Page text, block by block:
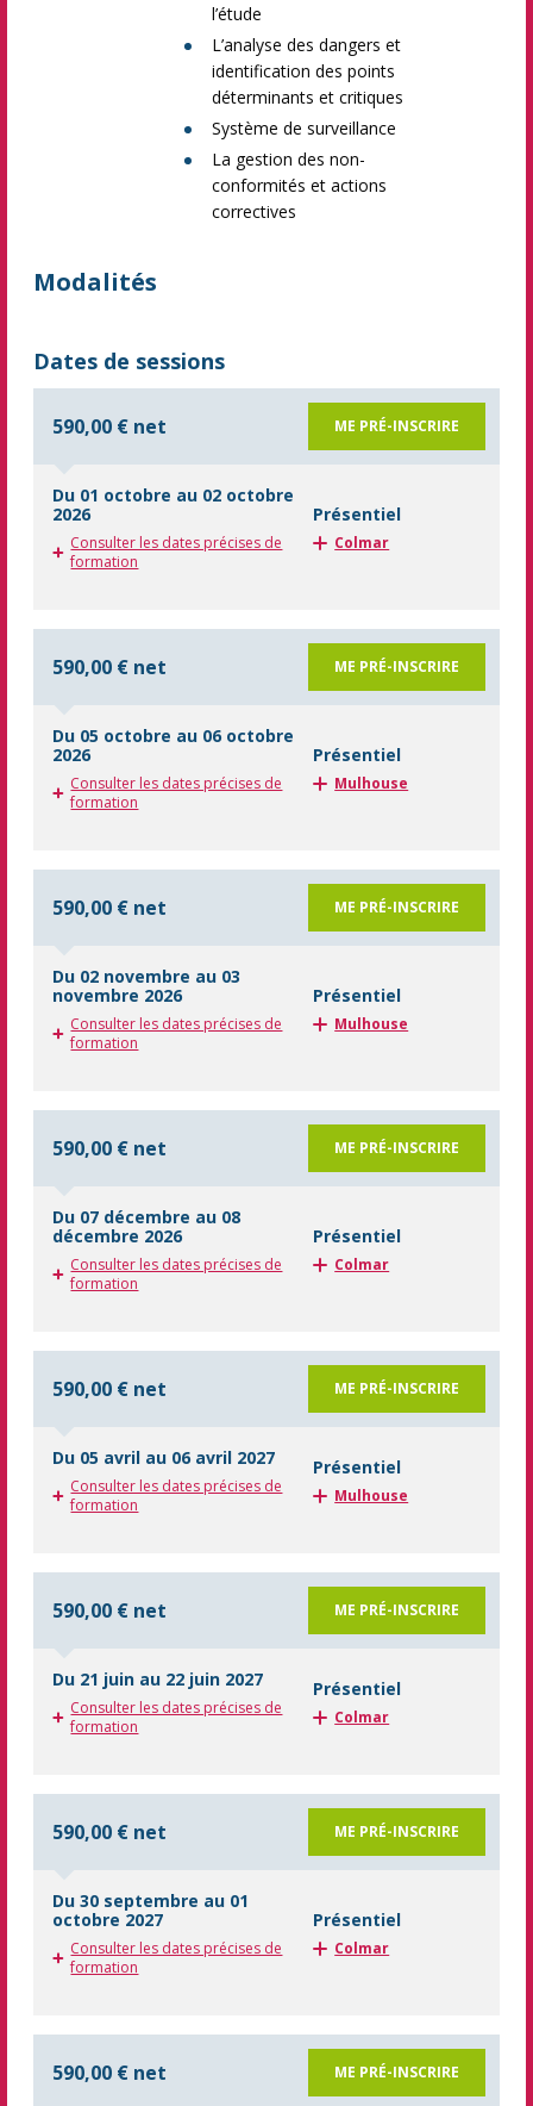
l’étude
L’analyse des dangers et
identification des points
déterminants et critiques
Système de surveillance
La gestion des non-
conformités et actions
correctives
Modalités
Dates de sessions
Du 01 octobre au 02 octobre
2026
Consulter les dates précises de
formation
Présentiel
Colmar
590,00 € net ME PRÉ-INSCRIRE
Du 05 octobre au 06 octobre
2026
Consulter les dates précises de
formation
Présentiel
Mulhouse
590,00 € net ME PRÉ-INSCRIRE
Du 02 novembre au 03
novembre 2026
Consulter les dates précises de
formation
Présentiel
Mulhouse
590,00 € net ME PRÉ-INSCRIRE
Du 07 décembre au 08
décembre 2026
Consulter les dates précises de
formation
Présentiel
Colmar
590,00 € net ME PRÉ-INSCRIRE
Du 05 avril au 06 avril 2027
Consulter les dates précises de
formation
Présentiel
Mulhouse
590,00 € net ME PRÉ-INSCRIRE
Du 21 juin au 22 juin 2027
Consulter les dates précises de
formation
Présentiel
Colmar
590,00 € net ME PRÉ-INSCRIRE
Du 30 septembre au 01
octobre 2027
Consulter les dates précises de
formation
Présentiel
Colmar
590,00 € net ME PRÉ-INSCRIRE
590,00 € net ME PRÉ-INSCRIRE